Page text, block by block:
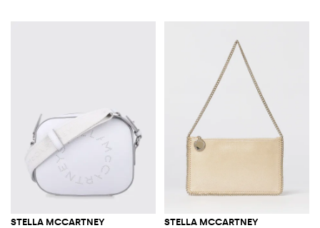
STELLA MCCARTNEY STELLA MCCARTNEY